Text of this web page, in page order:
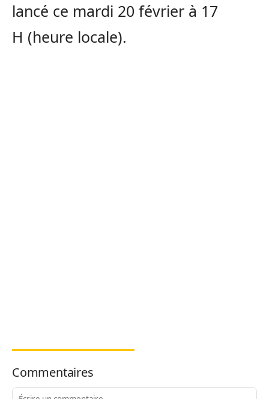
lancé ce mardi 20 février à 17
H (heure locale).
Commentaires